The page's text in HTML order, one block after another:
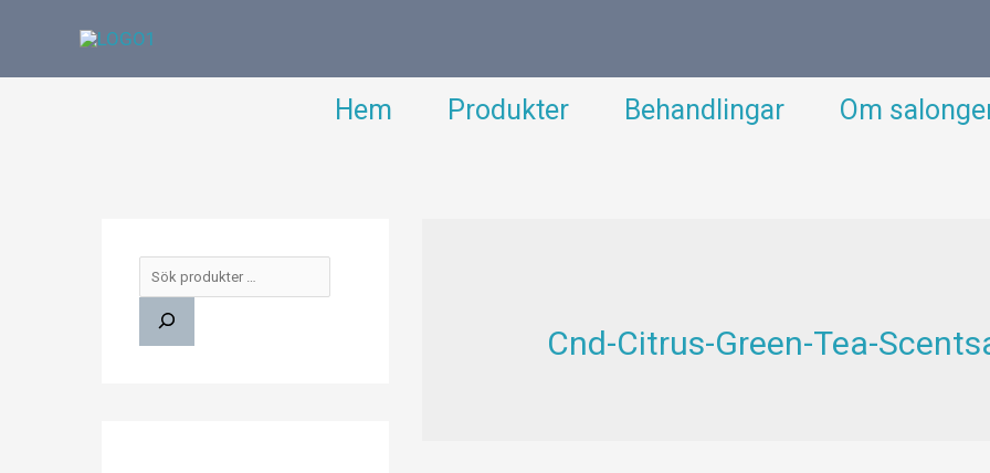
innehåll
Hem Produkter Behandlingar Om
Cnd-Citrus-Green-Tea-